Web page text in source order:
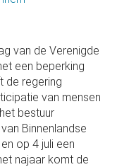
van de Verenigde
een beperking
de regering
van mensen
bestuur
Binnenlandse
op 4 juli een
najaar komt de